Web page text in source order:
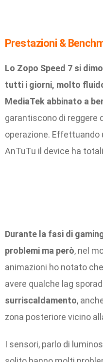
Prestazioni &
Lo Zopo Speed 7 si
tutti i giorni, molto
MediaTek abbinato a
garantiscono di reggere
operazione. Effettuando
AnTuTu il device ha
Durante la fasi di
problemi ma però, nel
animazioni ho notato
avere qualche lag
surriscaldamento,
zona posteriore vicino
I sensori, parlo di